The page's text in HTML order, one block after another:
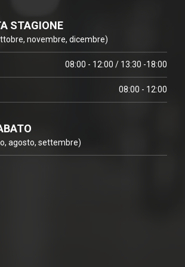
STAGIONE
novembre, dicembre)
08:00 - 12:00 / 13:30 -18:00
08:00 - 12:00
agosto, settembre)